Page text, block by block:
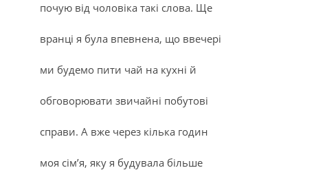
почую від чоловіка такі слова. Ще
вранці я була впевнена, що ввечері
ми будемо пити чай на кухні й
обговорювати звичайні побутові
справи. А вже через кілька годин
моя сім’я, яку я будувала більше